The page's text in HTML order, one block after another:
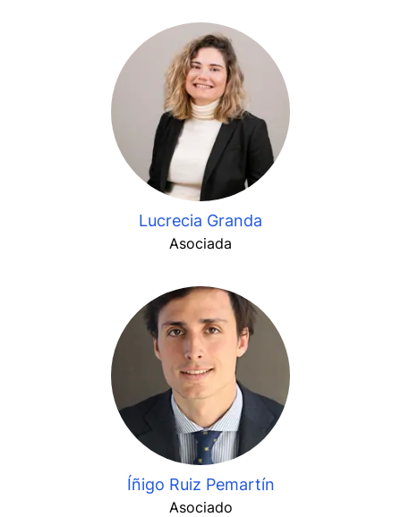
Lucrecia Granda
Asociada
Íñigo Ruiz Pemartín
Asociado